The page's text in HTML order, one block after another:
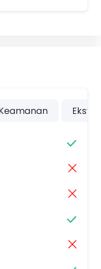
Keamanan